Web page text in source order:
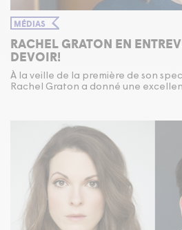
MÉDIAS
RACHEL GRATON EN
DEVOIR!
À la veille de la première de son
Rachel Graton a donné une